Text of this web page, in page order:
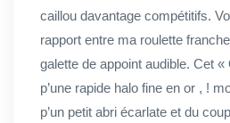
caillou davantage compétitifs.
rapport entre ma roulette
galette de appoint audible. Cet
p’une rapide halo fine en or , !
p’un petit abri écarlate et du